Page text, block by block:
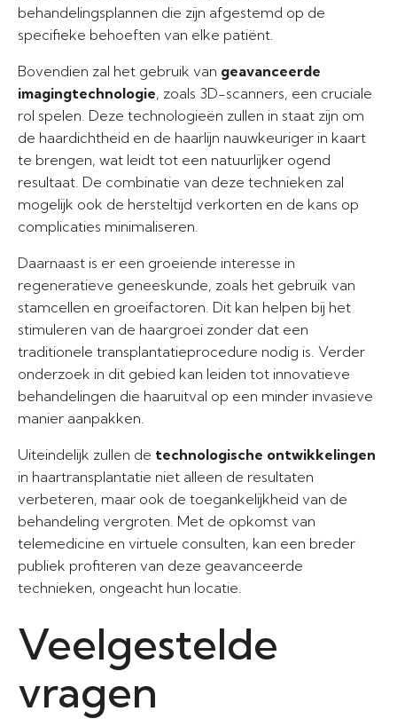
behandelingsplannen die zijn afgestemd op de
specifieke behoeften van elke patiënt.
Bovendien zal het gebruik van geavanceerde
imagingtechnologie, zoals 3D-scanners, een cruciale
rol spelen. Deze technologieën zullen in staat zijn om
de haardichtheid en de haarlijn nauwkeuriger in kaart
te brengen, wat leidt tot een natuurlijker ogend
resultaat. De combinatie van deze technieken zal
mogelijk ook de hersteltijd verkorten en de kans op
complicaties minimaliseren.
Daarnaast is er een groeiende interesse in
regeneratieve geneeskunde, zoals het gebruik van
stamcellen en groeifactoren. Dit kan helpen bij het
stimuleren van de haargroei zonder dat een
traditionele transplantatieprocedure nodig is. Verder
onderzoek in dit gebied kan leiden tot innovatieve
behandelingen die haaruitval op een minder invasieve
manier aanpakken.
Uiteindelijk zullen de technologische ontwikkelingen
in haartransplantatie niet alleen de resultaten
verbeteren, maar ook de toegankelijkheid van de
behandeling vergroten. Met de opkomst van
telemedicine en virtuele consulten, kan een breder
publiek profiteren van deze geavanceerde
technieken, ongeacht hun locatie.
Veelgestelde
vragen